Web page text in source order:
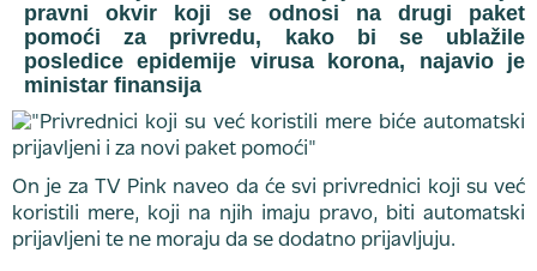
pravni okvir koji se odnosi na drugi paket
pomoći za privredu, kako bi se ublažile
posledice epidemije virusa korona, najavio je
ministar finansija
On je za TV Pink naveo da će svi privrednici koji su već
koristili mere, koji na njih imaju pravo, biti automatski
prijavljeni te ne moraju da se dodatno prijavljuju.